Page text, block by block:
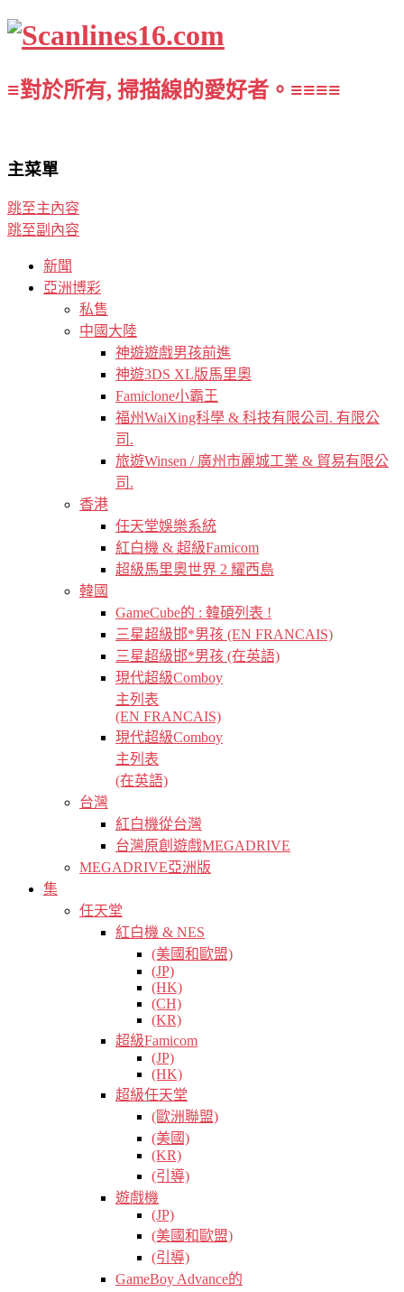
≡對於所有, 掃描線的愛好者。≡≡≡≡
主菜單
跳至主內容
跳至副內容
新聞
亞洲博彩
私售
中國大陸
神遊遊戲男孩前進
神遊3DS XL版馬里奧
Famiclone小霸王
福州WaiXing科學 & 科技有限公司. 有限公
司.
旅遊Winsen / 廣州市麗城工業 & 貿易有限公
司.
香港
任天堂娛樂系統
紅白機 & 超級Famicom
超級馬里奧世界 2 耀西島
韓國
GameCube的 : 韓碩列表 !
三星超級邯*男孩 (EN FRANCAIS)
三星超級邯*男孩 (在英語)
現代超級Comboy
主列表
(EN FRANCAIS)
現代超級Comboy
主列表
(在英語)
台灣
紅白機從台灣
台灣原創遊戲MEGADRIVE
MEGADRIVE亞洲版
集
任天堂
紅白機 & NES
(美國和歐盟)
(JP)
(HK)
(CH)
(KR)
超級Famicom
(JP)
(HK)
超級任天堂
(歐洲聯盟)
(美國)
(KR)
(引導)
遊戲機
(JP)
(美國和歐盟)
(引導)
GameBoy Advance的